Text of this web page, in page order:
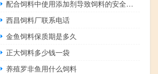
配合饲料中使用添加剂导致饲料的安全问题
西昌饲料厂联系电话
金鱼饲料保质期是多久
正大饲料多少钱一袋
养殖罗非鱼用什么饲料